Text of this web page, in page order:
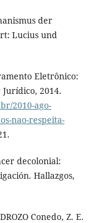
der
Lucius und
Eletrônico:
2014.
2010-ago-
nao-respeita-
decolonial:
Hallazgos,
Conedo, Z. E.